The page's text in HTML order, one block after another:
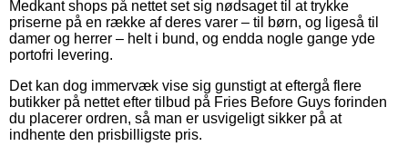
Medkant shops på nettet set sig nødsaget til at trykke
priserne på en række af deres varer – til børn, og ligeså til
damer og herrer – helt i bund, og endda nogle gange yde
portofri levering.
Det kan dog immervæk vise sig gunstigt at eftergå flere
butikker på nettet efter tilbud på Fries Before Guys forinden
du placerer ordren, så man er usvigeligt sikker på at
indhente den prisbilligste pris.